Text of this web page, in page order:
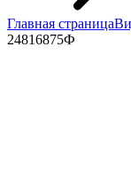
Главная страница
24816875Ф